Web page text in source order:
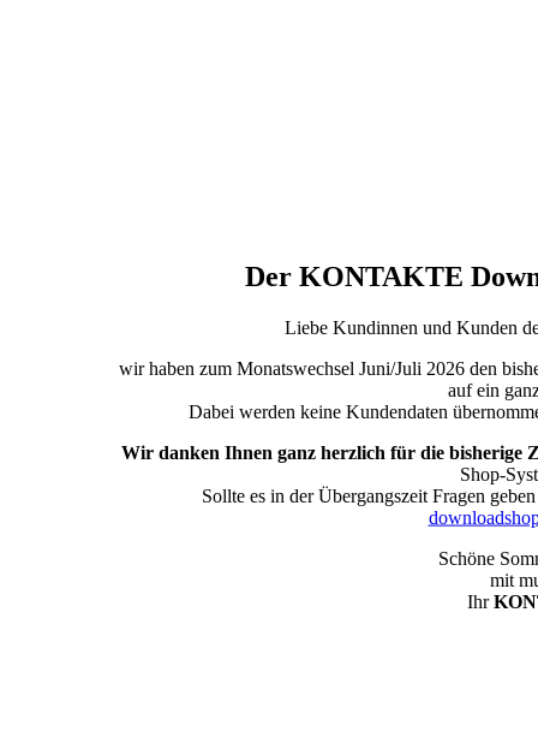
Der KONTAKTE
Liebe Kundinnen und Kunden
wir haben zum Monatswechsel Juni/Juli 2026 den
auf ein
Dabei werden keine Kundendaten
Wir danken Ihnen ganz herzlich für die bisherige
Shop-
Sollte es in der Übergangszeit Fragen
Schöne
mit
Ihr